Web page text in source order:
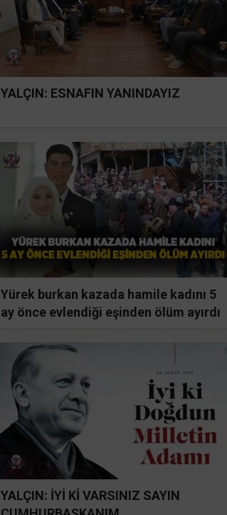
YALÇIN: ESNAFIN YANINDAYIZ
Yürek burkan kazada hamile kadını 5
ay önce evlendiği eşinden ölüm ayırdı
YALÇIN: İYİ Kİ VARSINIZ SAYIN